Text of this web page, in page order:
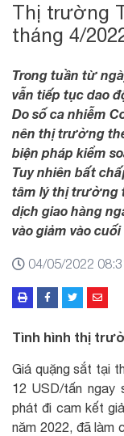
Thị trường
tháng 4/
Trong tuần từ
vẫn tiếp tục dao
Do số ca nhiễm
nên thị trường
biện pháp kiểm
Tuy nhiên bất
tâm lý thị trường
dịch giao hàng
vào giảm vào
04/05/2022
Tình hình thị
Giá quặng sắt tại
12 USD/tấn ngay
phát đi cam kết
năm 2022, đã làm